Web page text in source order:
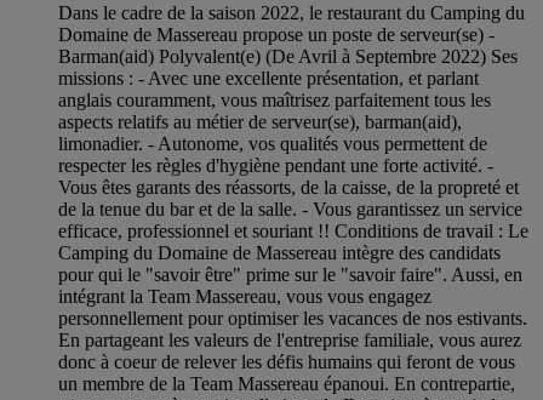
Dans le cadre de la saison 2022, le restaurant du Camping du
Domaine de Massereau propose un poste de serveur(se) -
Barman(aid) Polyvalent(e) (De Avril à Septembre 2022) Ses
missions : - Avec une excellente présentation, et parlant
anglais couramment, vous maîtrisez parfaitement tous les
aspects relatifs au métier de serveur(se), barman(aid),
limonadier. - Autonome, vos qualités vous permettent de
respecter les règles d'hygiène pendant une forte activité. -
Vous êtes garants des réassorts, de la caisse, de la propreté et
de la tenue du bar et de la salle. - Vous garantissez un service
efficace, professionnel et souriant !! Conditions de travail : Le
Camping du Domaine de Massereau intègre des candidats
pour qui le "savoir être" prime sur le "savoir faire". Aussi, en
intégrant la Team Massereau, vous vous engagez
personnellement pour optimiser les vacances de nos estivants.
En partageant les valeurs de l'entreprise familiale, vous aurez
donc à coeur de relever les défis humains qui feront de vous
un membre de la Team Massereau épanoui. En contrepartie,